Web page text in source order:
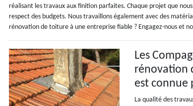
réalisant les travaux aux finition parfaites. Chaque projet que
respect des budgets. Nous travaillons également avec des
rénovation de toiture à une entreprise fiable ? Engagez-nous et
Les
rénovation
est connue
La qualité des